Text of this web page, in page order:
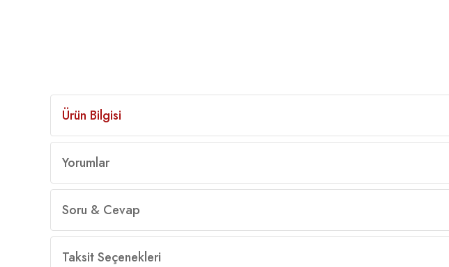
Ürün Bilgisi
Yorumlar
Soru & Cevap
Taksit Seçenekleri